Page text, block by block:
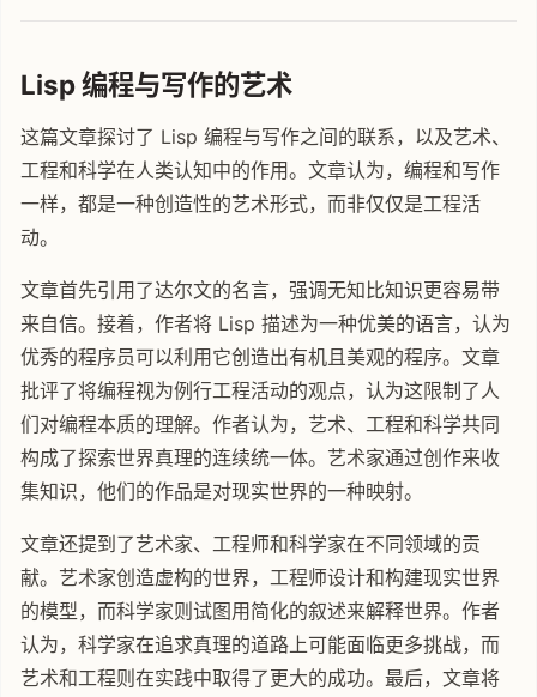
Lisp 编程与写作的艺术
这篇文章探讨了 Lisp 编程与写作之间的联系，以及艺术、
工程和科学在人类认知中的作用。文章认为，编程和写作
一样，都是一种创造性的艺术形式，而非仅仅是工程活
动。
文章首先引用了达尔文的名言，强调无知比知识更容易带
来自信。接着，作者将 Lisp 描述为一种优美的语言，认为
优秀的程序员可以利用它创造出有机且美观的程序。文章
批评了将编程视为例行工程活动的观点，认为这限制了人
们对编程本质的理解。作者认为，艺术、工程和科学共同
构成了探索世界真理的连续统一体。艺术家通过创作来收
集知识，他们的作品是对现实世界的一种映射。
文章还提到了艺术家、工程师和科学家在不同领域的贡
献。艺术家创造虚构的世界，工程师设计和构建现实世界
的模型，而科学家则试图用简化的叙述来解释世界。作者
认为，科学家在追求真理的道路上可能面临更多挑战，而
艺术和工程则在实践中取得了更大的成功。最后，文章将